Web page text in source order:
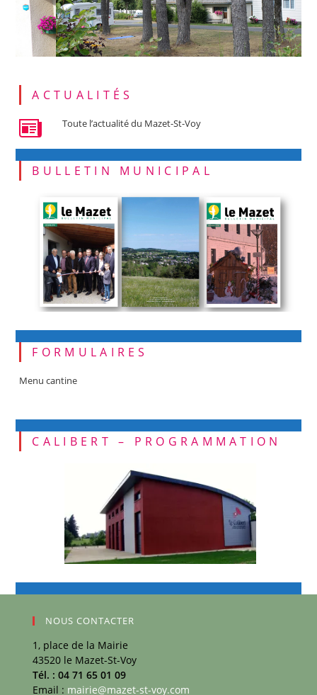
ACTUALITÉS
Toute l’actualité du Mazet-St-Voy
BULLETIN MUNICIPAL
FORMULAIRES
Menu cantine
CALIBERT – PROGRAMMATION
NOUS CONTACTER
1, place de la Mairie
43520 le Mazet-St-Voy
Tél. : 04 71 65 01 09
Email : mairie@mazet-st-voy.com